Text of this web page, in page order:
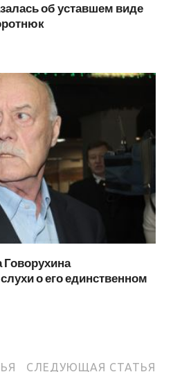
об уставшем виде
Говорухина
о его единственном
СЛЕДУЮЩАЯ СТАТЬЯ